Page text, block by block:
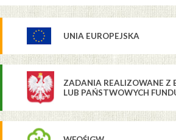
UNIA EUROPEJSKA
ZADANIA REALIZOWANE Z
LUB PAŃSTWOWYCH